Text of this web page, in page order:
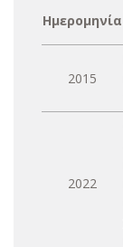
Ημερομηνία
2015
2022